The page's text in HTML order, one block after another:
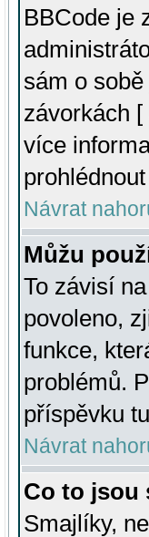
BBCode je
sám o
závorkách
více
Návrat
Můžu
To závisí
povoleno,
funkce,
problémů.
příspěvku
Návrat
Co to jsou
Smajlíky,